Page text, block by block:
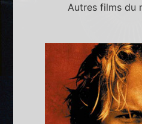
Autres films du